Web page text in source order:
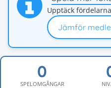
Upptäck
Jämför
SPELOMGÅNGAR